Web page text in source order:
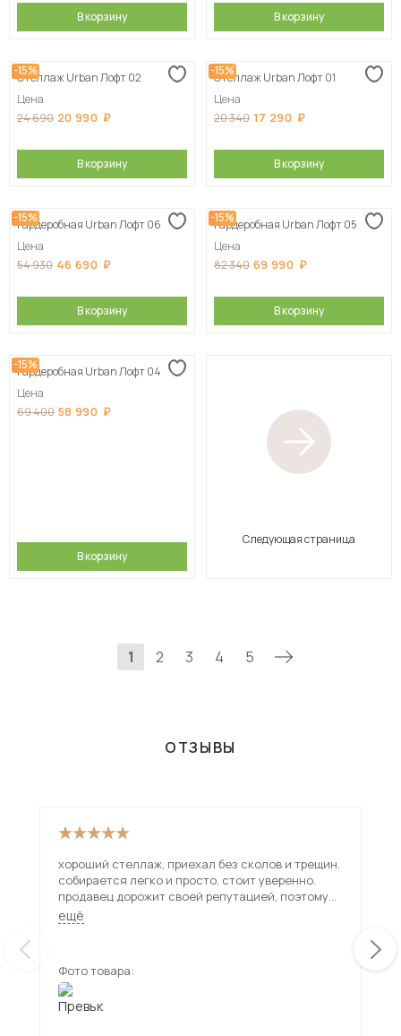
В корзину В корзину
-15%
Стеллаж Urban Лофт 02
Цена
24 690 20 990
В корзину
-15%
Стеллаж Urban Лофт 01
Цена
20 340 17 290
В корзину
-15%
Гардеробная Urban Лофт 06
Цена
54 930 46 690
В корзину
-15%
Гардеробная Urban Лофт 05
Цена
82 340 69 990
В корзину
-15%
Гардеробная Urban Лофт 04
Цена
69 400 58 990
В корзину
Следующая страница
1 2 3 4 5
ОТЗЫВЫ
хороший стеллаж, приехал без сколов и трещин.
собирается легко и просто, стоит уверенно.
продавец дорожит своей репутацией, поэтому
советую к покупке) и спасибо за хорошую
онлайн поддержку.
ещё
Фото товара: